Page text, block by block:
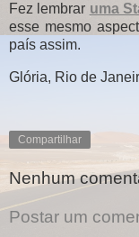
Fez lembrar uma
esse mesmo
país assim.
Glória, Rio de
Compartilhar
Nenhum
Postar um